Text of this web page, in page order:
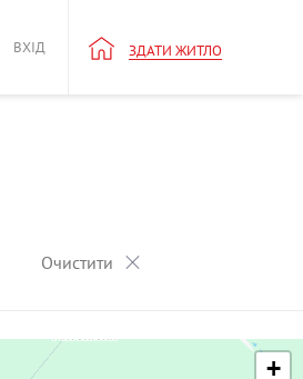
ВХІД ЗДАТИ ЖИТЛО
Очистити
+